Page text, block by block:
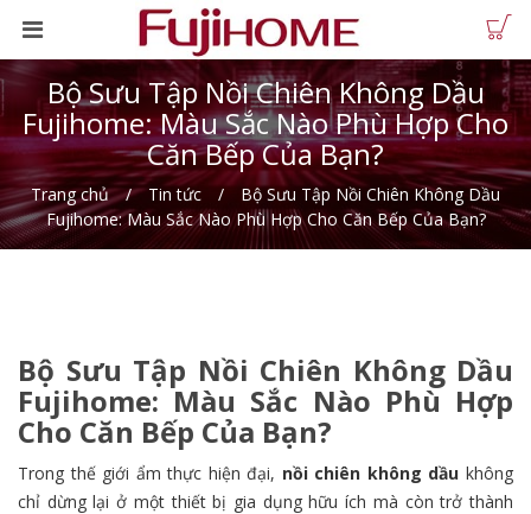
Bộ Sưu Tập Nồi Chiên Không Dầu
Fujihome: Màu Sắc Nào Phù Hợp Cho
Căn Bếp Của Bạn?
Trang chủ Tin tức
Bộ Sưu Tập Nồi Chiên Không Dầu
Fujihome: Màu Sắc Nào Phù Hợp Cho Căn Bếp Của Bạn?
Bộ Sưu Tập Nồi Chiên Không Dầu
Fujihome: Màu Sắc Nào Phù Hợp
Cho Căn Bếp Của Bạn?
Trong thế giới ẩm thực hiện đại, nồi chiên không dầu không
chỉ dừng lại ở một thiết bị gia dụng hữu ích mà còn trở thành